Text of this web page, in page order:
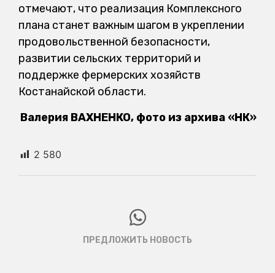
отмечают, что реализация Комплексного
плана станет важным шагом в укреплении
продовольственной безопасности,
развитии сельских территорий и
поддержке фермерских хозяйств
Костанайской области.
Валерия ВАХНЕНКО, фото из архива «НК»
2 580
ПРЕДЛОЖИТЬ НОВОСТЬ